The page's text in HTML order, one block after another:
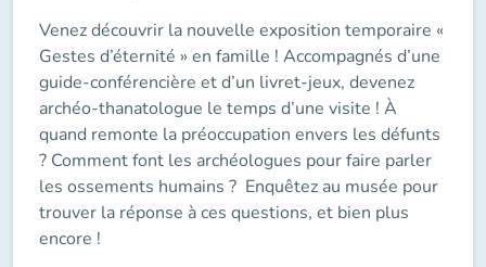
Venez découvrir la nouvelle exposition temporaire «
Gestes d’éternité » en famille ! Accompagnés d’une
guide-conférencière et d’un livret-jeux, devenez
archéo-thanatologue le temps d’une visite ! À
quand remonte la préoccupation envers les défunts
? Comment font les archéologues pour faire parler
les ossements humains ? Enquêtez au musée pour
trouver la réponse à ces questions, et bien plus
encore !